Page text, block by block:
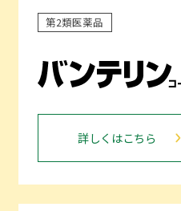
第2類医薬品
詳しくはこちら